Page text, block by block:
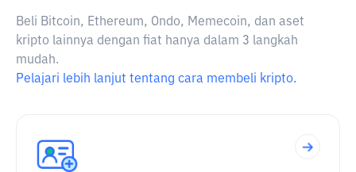
Beli Bitcoin, Ethereum, Ondo, Memecoin, dan aset
kripto lainnya dengan fiat hanya dalam 3 langkah
mudah.
Pelajari lebih lanjut tentang cara membeli kripto.